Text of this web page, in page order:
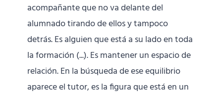
acompañante que no va delante del
alumnado tirando de ellos y tampoco
detrás. Es alguien que está a su lado en toda
la formación (...). Es mantener un espacio de
relación. En la búsqueda de ese equilibrio
aparece el tutor, es la figura que está en un